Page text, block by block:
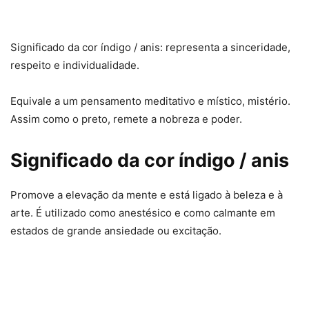
Significado da cor índigo / anis: representa a sinceridade,
respeito e individualidade.
Equivale a um pensamento meditativo e místico, mistério.
Assim como o preto, remete a nobreza e poder.
Significado da cor índigo / anis
Promove a elevação da mente e está ligado à beleza e à
arte. É utilizado como anestésico e como calmante em
estados de grande ansiedade ou excitação.